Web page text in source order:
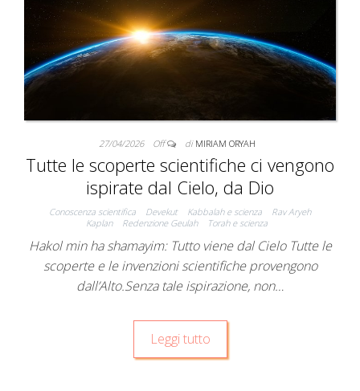
27/04/2026 Off di MIRIAM ORYAH
Tutte le scoperte scientifiche ci vengono
ispirate dal Cielo, da Dio
Conoscenza scientifica Devekut Kabbalah e scienza
Rav Aryeh
Kaplan
Redenzione Geulah Torah e scienza
Hakol min ha shamayim: Tutto viene dal Cielo Tutte le
scoperte e le invenzioni scientifiche provengono
dall’Alto.Senza tale ispirazione, non…
Leggi tutto